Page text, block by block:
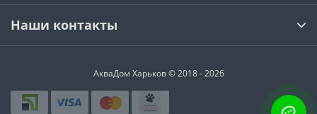
Наши контакты
АкваДом Харьков © 2018 - 2026